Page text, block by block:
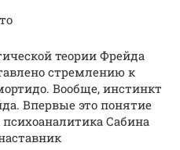
теории Фрейда
стремлению к
Вообще, инстинкт
Впервые это понятие
Сабина